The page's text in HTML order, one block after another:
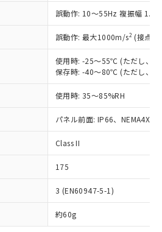
誤動作: 10～55Hz 複振幅
誤動作: 最大1000m/s2 (接点
使用時: -25～55℃ (ただし、氷
保存時: -40～80℃ (ただし、氷
使用時: 35～85%RH
パネル前面: IP66、NEMA4X,
Class II
175
3 (EN60947-5-1)
約60g
る更新日時点での社内デー
作成されるものであり、閲
点での実際の在庫および標
異なる場合があることをご
状況および標準価格はお客
先、またはお客様担当のオ
機器販売店・当社販売員に
御機器販売店や当社販売拠
ネットワーク
」をご確認
よび標準価格結果を当社の
く第三者に漏洩または開
うお願いします。
機能（部品リスト作成サー
利用いただくには、I-Web
にご登録されている必要が
、 水銀(Hg) 1000ppm以下、 カド
以下、ポリ臭化ビフェニル
下、ポリ臭化ジフェニルエーテル類
、フタル酸ビス(2-エチルヘキシ
1000ppm以下、フタル酸ブチ
1000ppm以下、フタル酸ジブチル
下、フタル酸ジイソブチル
業用監視および制御機器に対する
４物質については閾値を超える意
を確認しています。
替え状況などにより、予定
があります。
基準値 (GB/T26572)：
Hg(水銀) : 1000ppm、 Cd(カドミウ
1000ppm、 PBBs(ポリ臭化ビフェ
PBDEs(ポリ臭化ジフェニルエーテ
(2-エチルヘキシル)) : 1000ppm
期限
（10物質）のすべてが基
とを示します。
使用状況下において有害物
いし、環境に深刻な影響を
意味します。
制貨物等」という）を輸出
への提供する場合は、日本
出許可(または役務取引許
するなどの必要な手続きを
貨物を破棄する場合は、完
るなど、違法に輸出されな
な手段を講じます。
製品を、核兵器、ミサイ
器、生物兵器またはその他
これらの製造装置等に一切
せん。
社製品を第三者に販売する
1、2および3の内容を当
通知します。また当社は、
び販売に係わる関係者が違
るおそれがある場合は、取
たしません。
以上の在庫あり
には満たないが在庫あり
し(最新の在庫状況につ
、お客様のお取引先、ま
客様担当のオムロン制御
売店・当社販売員にご確
い)
産機種、また在庫状況の
公開していない機種